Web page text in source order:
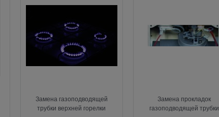
Замена газоподводящей
трубки верхней горелки
Замена прокладок
газоподводящей трубки